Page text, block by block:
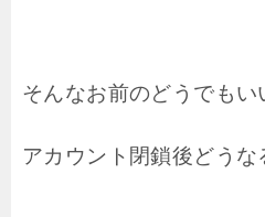
そんなお前のどうでもい
アカウント閉鎖後どうな